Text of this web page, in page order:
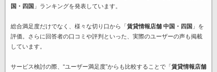
国・四国 」ランキングを発表しています。
総合満足度だけでなく、様々な切り口から「 賃貸情報店舗 中国・四国 」を
評価。さらに回答者の口コミや評判といった、実際のユーザーの声も掲載
しています。
サービス検討の際、“ユーザー満足度”からも比較することで「 賃貸情報店舗